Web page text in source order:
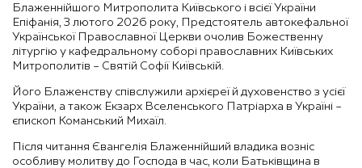
Блаженнійшого Митрополита Київського і всієї України
Епіфанія, 3 лютого 2026 року, Предстоятель автокефальної
Української Православної Церкви очолив Божественну
літургію у кафедральному соборі православних Київських
Митрополитів – Святій Софії Київській.
Його Блаженству співслужили архієреї й духовенство з усієї
України, а також Екзарх Вселенського Патріарха в Україні –
єпископ Команський Михаїл.
Після читання Євангелія Блаженнійший владика возніс
особливу молитву до Господа в час, коли Батьківщина в